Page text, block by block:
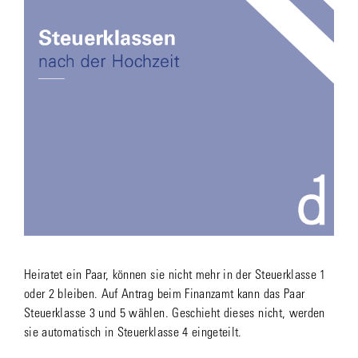
Heiratet ein Paar, können sie nicht mehr in der Steuerklasse 1
oder 2 bleiben. Auf Antrag beim Finanzamt kann das Paar
Steuerklasse 3 und 5 wählen. Geschieht dieses nicht, werden
sie automatisch in Steuerklasse 4 eingeteilt.